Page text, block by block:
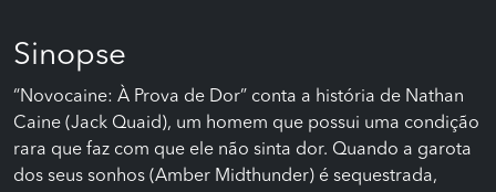
Sinopse
“Novocaine: À Prova de Dor” conta a história de Nathan
Caine (Jack Quaid), um homem que possui uma condição
rara que faz com que ele não sinta dor. Quando a garota
dos seus sonhos (Amber Midthunder) é sequestrada,